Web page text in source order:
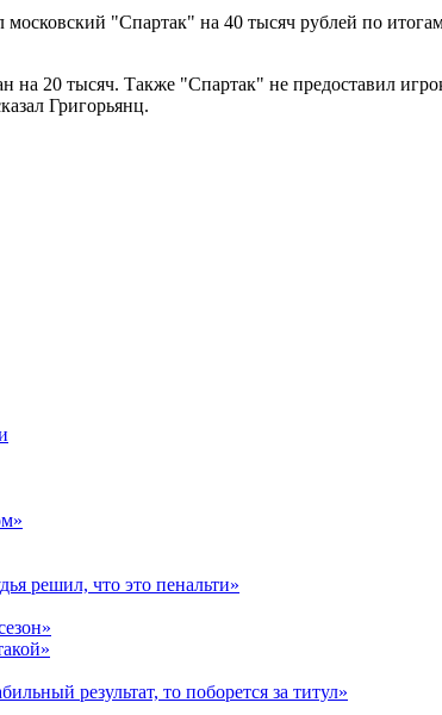
"Спартак" на 40 тысяч рублей по
20 тысяч. Также "Спартак" не предоставил
Григорьянц.
решил, что это пенальти»
результат, то поборется за титул»